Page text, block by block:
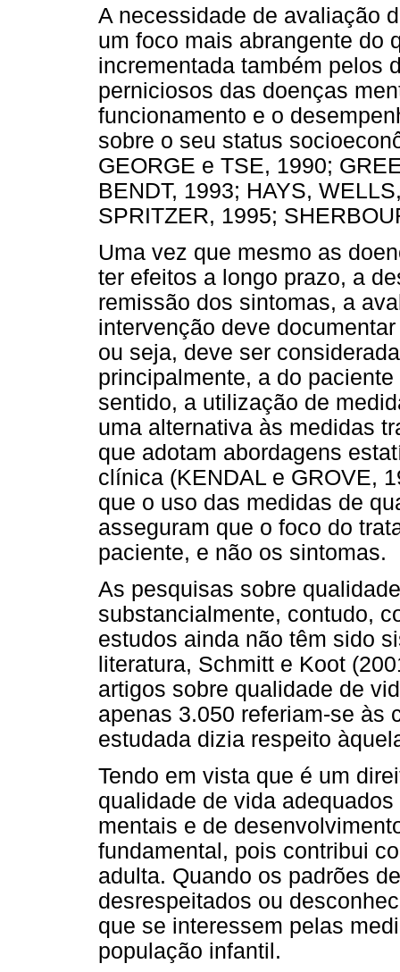
A necessidade de avaliação
um foco mais abrangente do
incrementada também pelos
perniciosos das doenças
funcionamento e o
sobre o seu status
GEORGE e TSE, 1990;
BENDT, 1993; HAYS,
SPRITZER, 1995;
Uma vez que mesmo as
ter efeitos a longo prazo, a
remissão dos sintomas, a
intervenção deve
ou seja, deve ser
principalmente, a do
sentido, a utilização de
uma alternativa às medidas
que adotam abordagens
clínica (KENDAL e GROVE,
que o uso das medidas de
asseguram que o foco do
paciente, e não os sintomas.
As pesquisas sobre
substancialmente, contudo,
estudos ainda não têm sido
literatura, Schmitt e Koot
artigos sobre qualidade de
apenas 3.050 referiam-se às
estudada dizia respeito
Tendo em vista que é um
qualidade de vida
mentais e de
fundamental, pois contribui
adulta. Quando os padrões
desrespeitados ou
que se interessem pelas
população infantil.